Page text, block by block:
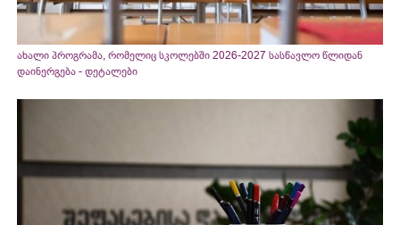
ახალი პროგრამა, რომელიც სკოლებში 2026-2027 სასწავლო წლიდან
დაინერგება - დეტალები